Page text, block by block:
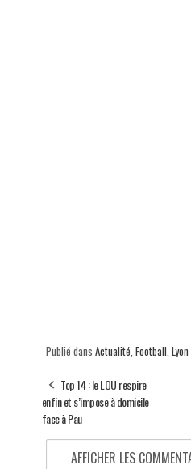
Publié dans Actualité, Football, Lyon
Top 14 : le LOU respire
enfin et s’impose à domicile
face à Pau
AFFICHER LES